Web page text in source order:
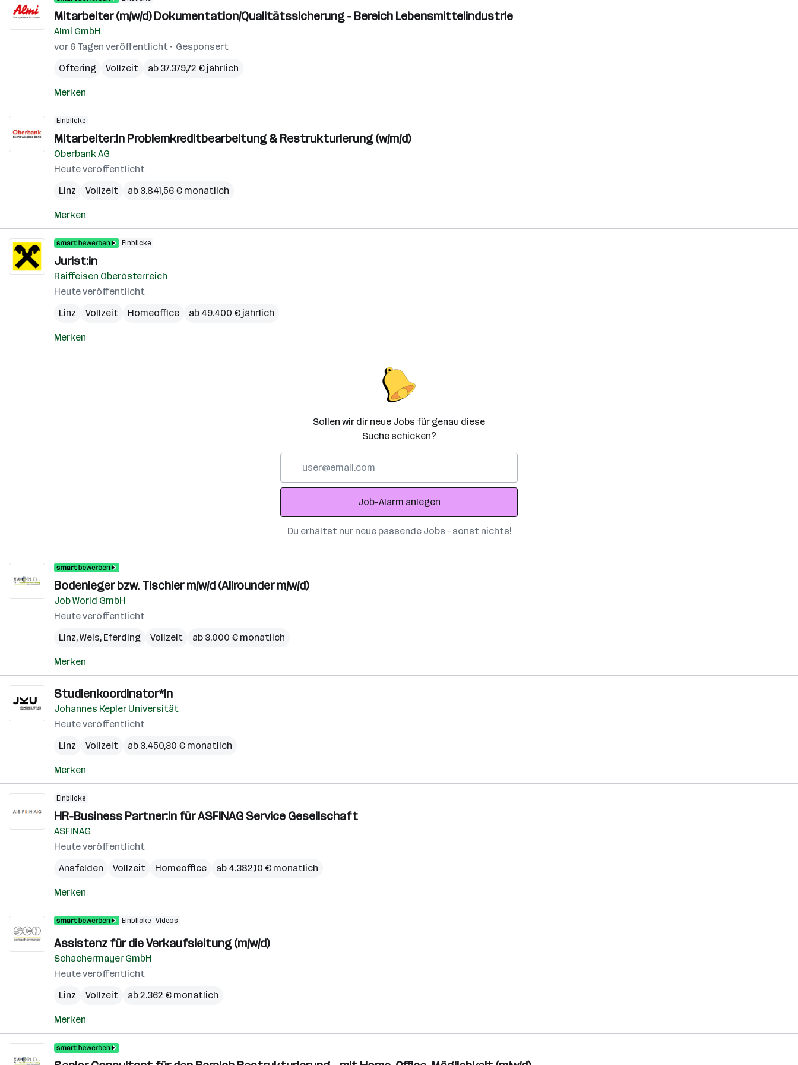
Mitarbeiter (m/w/d) Dokumentation/Qualitätssicherung - Bereich Lebensmittelindustrie
Almi GmbH
vor 6 Tagen veröffentlicht
Gesponsert
Oftering
Vollzeit ab 37.379,72 € jährlich
Merken
Einblicke
Mitarbeiter:in Problemkreditbearbeitung & Restrukturierung (w/m/d)
Oberbank AG
Heute veröffentlicht
Linz
Vollzeit ab 3.841,56 € monatlich
Merken
Einblicke
Jurist:in
Raiffeisen Oberösterreich
Heute veröffentlicht
Linz
Vollzeit Homeoffice ab 49.400 € jährlich
Merken
Sollen wir dir neue Jobs für genau diese
Suche schicken?
Adresse
Job-Alarm anlegen
Du erhältst nur neue passende Jobs – sonst nichts!
Bodenleger bzw. Tischler m/w/d (Allrounder m/w/d)
Job World GmbH
Heute veröffentlicht
Linz,Wels, Eferding Vollzeit ab 3.000 € monatlich
Merken
Studienkoordinator*in
Johannes Kepler Universität
Heute veröffentlicht
Linz
Vollzeit ab 3.450,30 € monatlich
Merken
Einblicke
HR-Business Partner:in für ASFINAG Service Gesellschaft
ASFINAG
Heute veröffentlicht
Ansfelden
Vollzeit Homeoffice ab 4.382,10 € monatlich
Merken
Einblicke Videos
Assistenz für die Verkaufsleitung (m/w/d)
Schachermayer GmbH
Heute veröffentlicht
Linz
Vollzeit ab 2.362 € monatlich
Merken